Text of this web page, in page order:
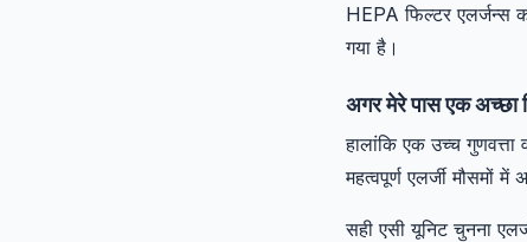
HEPA फिल्टर एलर्जन्स
गया है।
अगर मेरे पास एक अच्छा
हालांकि एक उच्च
महत्वपूर्ण एलर्जी मौसमों
सही एसी यूनिट चुनना